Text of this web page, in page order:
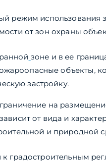
режим использования
от зон охраны
зоне и в ее
объекты,
застройку.
на
от вида и
и природной
градостроительным